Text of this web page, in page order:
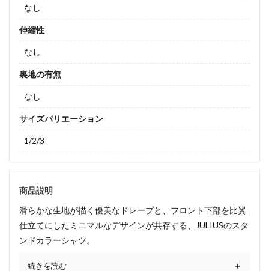
なし
伸縮性
なし
裏地の有無
なし
サイズバリエーション
1/2/3
商品説明
滑らかな生地が描く優美なドレープと、フロント下部を比翼
仕立てにしたミニマルなデザインが共存する、JULIUSのスタ
ンドカラーシャツ。
続きを読む